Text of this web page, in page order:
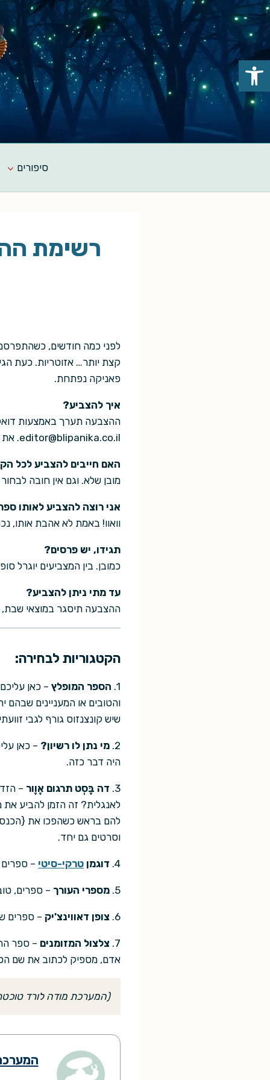
Skip
content
סיפורים
רשימת
לפני כמה חודשים,
קצת יותר… אזוטריות. כעת
פאניקה נפתחת.
איך להצביע?
ההצבעה תערך באמצעות
editor@blipanika.co.il. את הרשימות ניתן לצרף בגוף המכתב או בקבצי וורד או אקסל.
האם חייבים להצביע לכל
מובן שלא. וגם אין חובה
אני רוצה להצביע לאותו
וואוו! באמת לא אהבת אותו,
תגידו, יש פרסים?
כמובן. בין המצביעים יוגרל
עד מתי ניתן להצביע?
ההצבעה תיסגר במוצאי שבת, 16/12/2006 בחצות. אנא הקפידו להצביע בזמן.
הקטגוריות לבחירה:
1. הספר המופלץ – כאן
והטובים או המעניינים
שיש קונצנזוס גורף לגבי
2. מי נתן לו רשיון? – כאן
היה דבר כזה.
3. דה בֶּסְט תרגום אֶוֶור –
לאנגלית? זה הזמן להביע
להם בראש כשהפכו את {הכנס
וסרטים גם יחד.
4. דוגמן טרקי-סיטי –
5. מספרי העורך – ספרים,
6. צופן דאווינצ'יק – ספרים
7. צלצול המזומנים – ספר
אדם, מספיק לכתוב את שם
(המערכת מודה לורד
פתח סרגל נגישות